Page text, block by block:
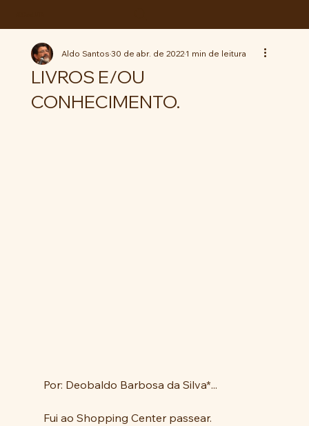
LIVROS E/OU
CONHECIMENTO.
Aldo Santos30 de abr. de 20221 min de leitura
Por: Deobaldo Barbosa da Silva*...
Fui ao Shopping Center passear.